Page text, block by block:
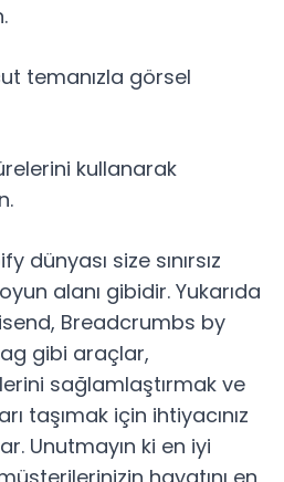
temanızla görsel
kullanarak
dünyası size sınırsız
alanı gibidir. Yukarıda
Breadcrumbs by
gibi araçlar,
sağlamlaştırmak ve
taşımak için ihtiyacınız
Unutmayın ki en iyi